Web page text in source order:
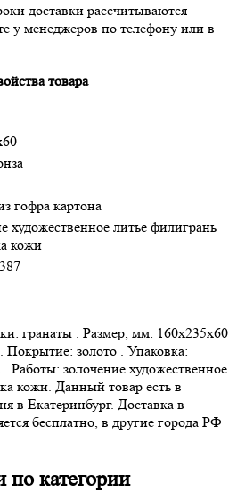
доставки рассчитываются
у менеджеров по телефону или в
товара
гофра картона
художественное литье филигрань
кожи
гранаты . Размер, мм: 160х235х60
Покрытие: золото . Упаковка:
Работы: золочение художественное
кожи. Данный товар есть в
в Екатеринбург. Доставка в
бесплатно, в другие города РФ
категории